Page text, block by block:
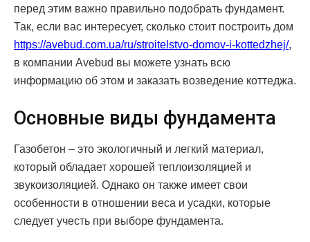
перед этим важно правильно подобрать фундамент.
Так, если вас интересует, сколько стоит построить дом
https://avebud.com.ua/ru/stroitelstvo-domov-i-kottedzhej/,
в компании Avebud вы можете узнать всю
информацию об этом и заказать возведение коттеджа.
Основные виды фундамента
Газобетон – это экологичный и легкий материал,
который обладает хорошей теплоизоляцией и
звукоизоляцией. Однако он также имеет свои
особенности в отношении веса и усадки, которые
следует учесть при выборе фундамента.